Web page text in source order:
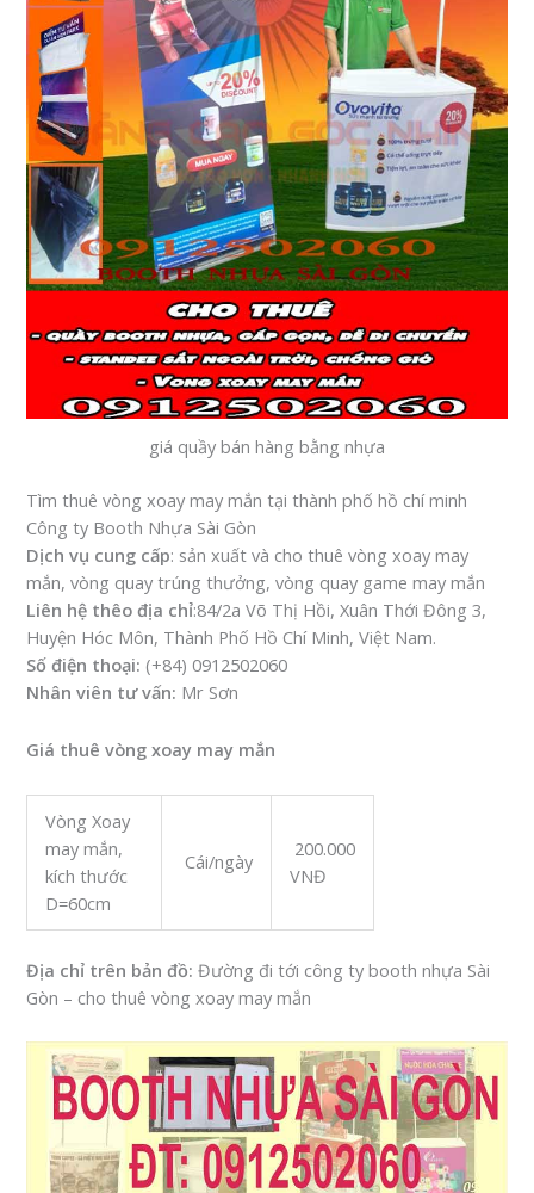
giá quầy bán hàng bằng nhựa
Tìm thuê vòng xoay may mắn tại thành phố hồ chí minh
Công ty Booth Nhựa Sài Gòn
Dịch vụ cung cấp: sản xuất và cho thuê vòng xoay may
mắn, vòng quay trúng thưởng, vòng quay game may mắn
Liên hệ thêo địa chỉ:84/2a Võ Thị Hồi, Xuân Thới Đông 3,
Huyện Hóc Môn, Thành Phố Hồ Chí Minh, Việt Nam.
Số điện thoại: (+84) 0912502060
Nhân viên tư vấn: Mr Sơn
Giá thuê vòng xoay may mắn
Vòng Xoay
may mắn,
kích thước
D=60cm
Cái/ngày
200.000
VNĐ
Địa chỉ trên bản đồ:Đường đi tới công ty booth nhựa Sài
Gòn – cho thuê vòng xoay may mắn